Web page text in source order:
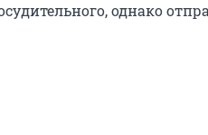
однако